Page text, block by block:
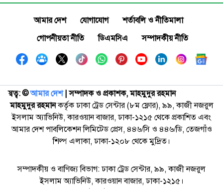
আমার দেশ যোগাযোগ
শর্তাবলি ও নীতিমালা
গোপনীয়তা নীতি
ডিএমসিএ সম্পাদকীয় নীতি
স্বত্ব: ©️আমার দেশ| সম্পাদক ও প্রকাশক, মাহমুদুর রহমান
মাহমুদুর রহমানকর্তৃক ঢাকা ট্রেড সেন্টার (৮ম ফ্লোর), ৯৯, কাজী নজরুল
ইসলাম অ্যাভিনিউ, কারওয়ান বাজার, ঢাকা-১২১৫ থেকে প্রকাশিত এবং
আমার দেশ পাবলিকেশন লিমিটেড প্রেস, ৪৪৬/সি ও ৪৪৬/ডি, তেজগাঁও
শিল্প এলাকা, ঢাকা-১২০৮ থেকে মুদ্রিত।
সম্পাদকীয় ও বাণিজ্য বিভাগ: ঢাকা ট্রেড সেন্টার, ৯৯, কাজী নজরুল
ইসলাম অ্যাভিনিউ, কারওয়ান বাজার, ঢাকা-১২১৫।